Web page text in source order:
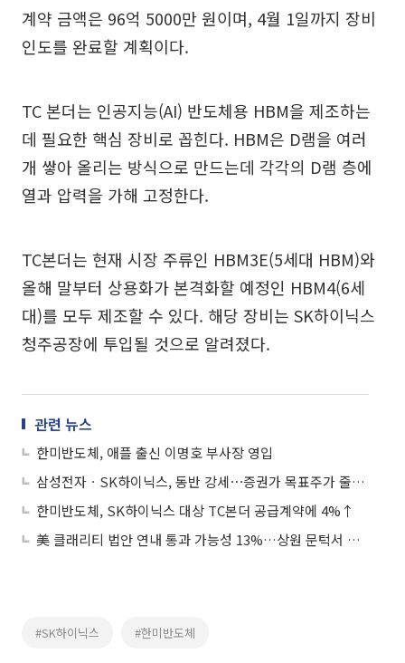
계약 금액은 96억 5000만 원이며, 4월 1일까지 장비
인도를 완료할 계획이다.
TC 본더는 인공지능(AI) 반도체용 HBM을 제조하는
데 필요한 핵심 장비로 꼽힌다. HBM은 D램을 여러
개 쌓아 올리는 방식으로 만드는데 각각의 D램 층에
열과 압력을 가해 고정한다.
TC본더는 현재 시장 주류인 HBM3E(5세대 HBM)와
올해 말부터 상용화가 본격화할 예정인 HBM4(6세
대)를 모두 제조할 수 있다. 해당 장비는 SK하이닉스
청주공장에 투입될 것으로 알려졌다.
관련 뉴스
한미반도체, 애플 출신 이명호 부사장 영입
삼성전자ㆍSK하이닉스, 동반 강세⋯증권가 목표주가 줄상향
한미반도체, SK하이닉스 대상 TC본더 공급계약에 4%↑
美 클래리티 법안 연내 통과 가능성 13%…상원 문턱서 제동
#SK하이닉스 #한미반도체